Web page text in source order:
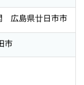
広島県廿日市市
市